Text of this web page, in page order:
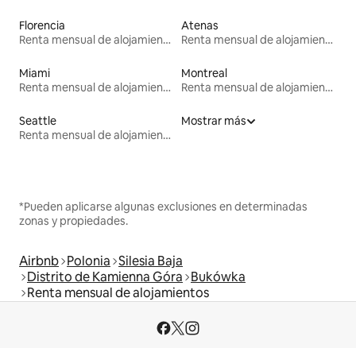
Florencia
Renta mensual de alojamientos
Atenas
Renta mensual de alojamientos
Miami
Renta mensual de alojamientos
Montreal
Renta mensual de alojamientos
Seattle
Renta mensual de alojamientos
Mostrar más
*Pueden aplicarse algunas exclusiones en determinadas
zonas y propiedades.
Airbnb Polonia Silesia Baja
Distrito de Kamienna Góra Bukówka
Renta mensual de alojamientos